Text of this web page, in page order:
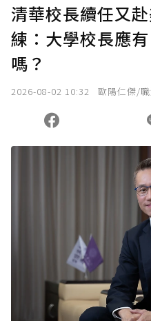
清華校長續任又
練：大學校長應
嗎？
2026-08-02 10:32 歐陽仁傑/